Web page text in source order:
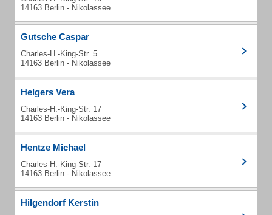
14163 Berlin - Nikolassee
Gutsche Caspar
Charles-H.-King-Str. 5
14163 Berlin - Nikolassee
Helgers Vera
Charles-H.-King-Str. 17
14163 Berlin - Nikolassee
Hentze Michael
Charles-H.-King-Str. 17
14163 Berlin - Nikolassee
Hilgendorf Kerstin